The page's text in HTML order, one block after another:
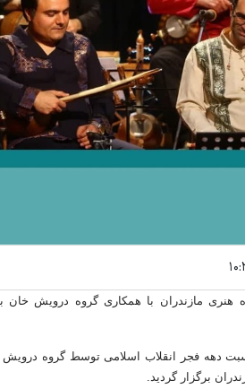
مازندران با همکاری گروه درویش خان
دهه فجر انقلاب اسلامی توسط گروه
برگزار گردید.